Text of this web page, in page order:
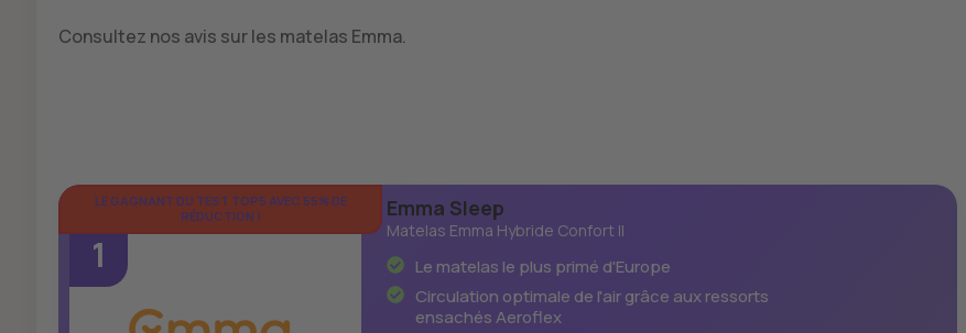
Consultez nos avis sur les matelas Emma.
LE GAGNANT DU TEST TOP5 AVEC 55% DE
RÉDUCTION !
1
Emma Sleep
Matelas Emma Hybride Confort II
Le matelas le plus primé d'Europe
Circulation optimale de l'air grâce aux ressorts
ensachés Aeroflex